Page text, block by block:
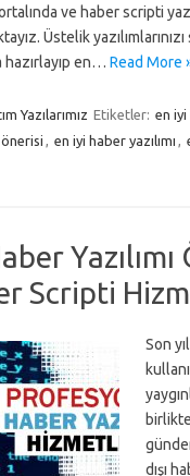
ve haber scripti
Üstelik
en… Read More
Yazılarımız Etiketler: en
, en iyi haber yazılımı ,
Scripti
Son
dışı